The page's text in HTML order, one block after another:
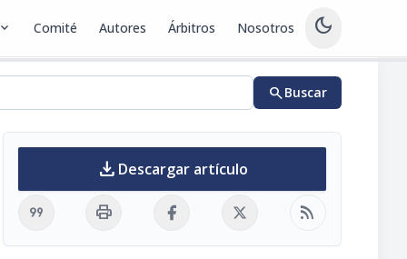
expand_more Comité Autores Árbitros Nosotros dark_mode
searchBuscar
download Descargar artículo
format_quote print rss_feed